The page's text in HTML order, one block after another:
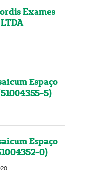
Exames
Espaço
5)
Espaço
0)